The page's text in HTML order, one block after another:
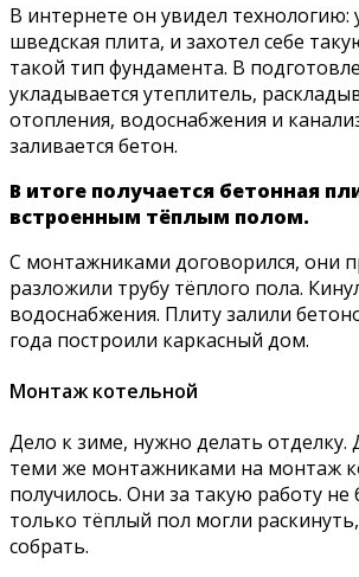
В интернете он увидел технологию:
шведская плита, и захотел себе
такой тип фундамента. В
укладывается утеплитель,
отопления, водоснабжения и
заливается бетон.
В итоге получается бетонная
встроенным тёплым полом.
С монтажниками договорился, они
разложили трубу тёплого пола.
водоснабжения. Плиту залили
года построили каркасный дом.
Монтаж котельной
Дело к зиме, нужно делать отделку.
теми же монтажниками на монтаж
получилось. Они за такую работу не
только тёплый пол могли
собрать.